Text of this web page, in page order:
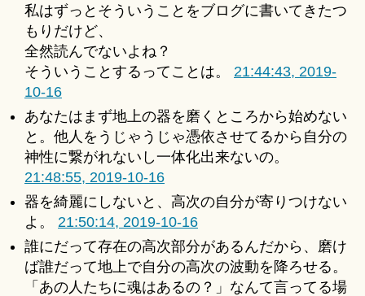
私はずっとそういうことをブログに書いてきたつ
もりだけど、
全然読んでないよね？
そういうことするってことは。 21:44:43, 2019-
10-16
あなたはまず地上の器を磨くところから始めない
と。他人をうじゃうじゃ憑依させてるから自分の
神性に繋がれないし一体化出来ないの。
21:48:55, 2019-10-16
器を綺麗にしないと、高次の自分が寄りつけない
よ。 21:50:14, 2019-10-16
誰にだって存在の高次部分があるんだから、磨け
ば誰だって地上で自分の高次の波動を降ろせる。
「あの人たちに魂はあるの？」なんて言ってる場